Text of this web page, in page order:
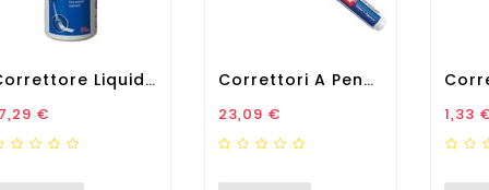
Correttore Liquido Rapid -...
€
Correttori A Penna Shake'n...
Prezzo
23,09 € 1,33